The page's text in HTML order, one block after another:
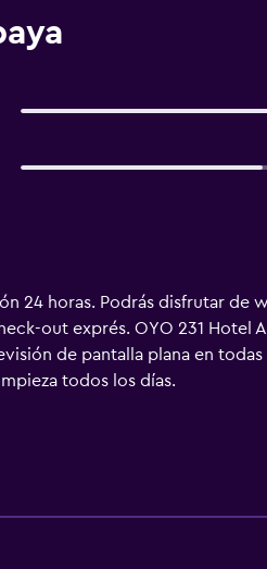
24 horas. Podrás disfrutar de
out exprés. OYO 231 Hotel
de pantalla plana en todas
todos los días.